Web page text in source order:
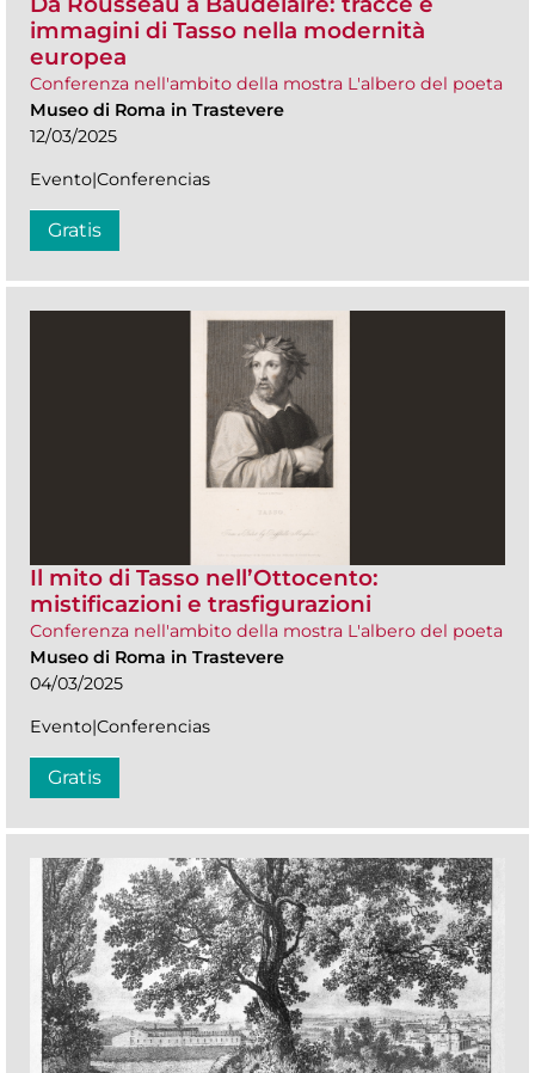
immagini di Tasso nella modernità
europea
Conferenza nell'ambito della mostra L'albero del poeta
Museo di Roma in Trastevere
12/03/2025
Evento|Conferencias
Gratis
Il mito di Tasso nell’Ottocento:
mistificazioni e trasfigurazioni
Conferenza nell'ambito della mostra L'albero del poeta
Museo di Roma in Trastevere
04/03/2025
Evento|Conferencias
Gratis